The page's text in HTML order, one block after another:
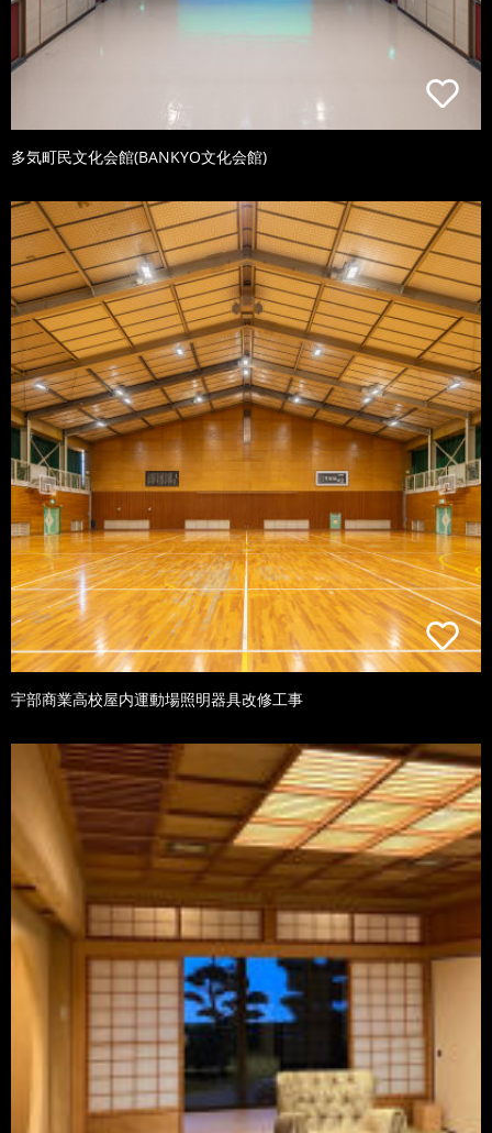
多気町民文化会館(BANKYO文化会館)
宇部商業高校屋内運動場照明器具改修工事